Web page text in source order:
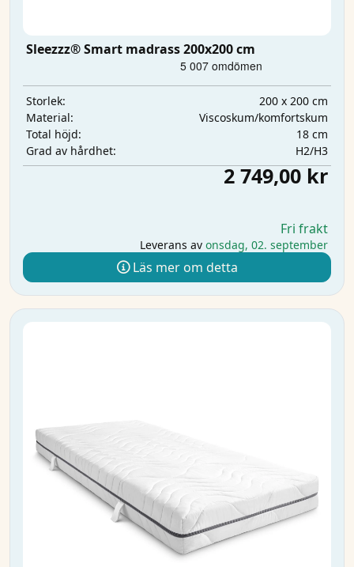
Sleezzz® Smart madrass 200x200 cm
Storlek:
200 x 200 cm
Material:
Viscoskum/komfortskum
Total höjd:
18 cm
Grad av hårdhet:
H2/H3
2 749,00 kr
Fri frakt
Leverans av onsdag, 02. september
Läs mer om detta